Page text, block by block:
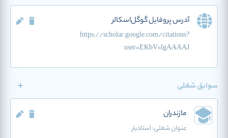
آدرس پروفایل گوگل‌اسکالر
https://scholar.google.com/citations?
user=EKbV0lgAAAAJ
سوابق شغلی
مازندران
عنوان شغلی:استادیار